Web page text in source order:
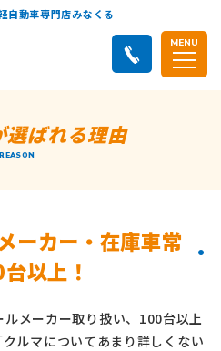
自動車専門店みなくる
MENU
選ばれる理由
REASON
ーカー・在庫車常
以上！
メーカー取り扱い、100台以上
クルマについてあまり詳しくない